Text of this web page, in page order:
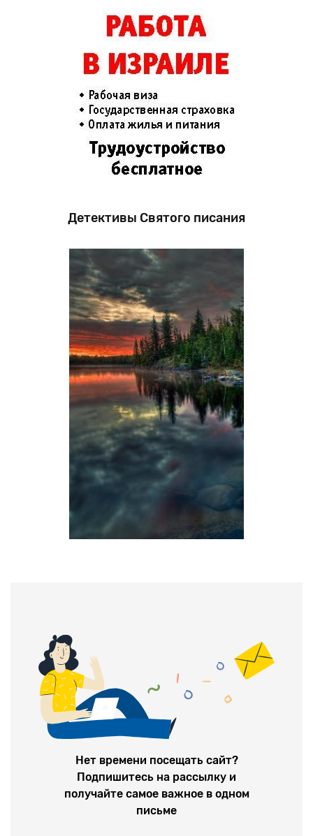
Детективы Святого писания
Нет времени посещать сайт?
Подпишитесь на рассылку и
получайте самое важное в одном
письме